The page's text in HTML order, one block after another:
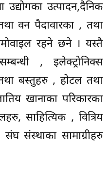
उत्पादन,दैनिक
वन पैदावारका , तथा
रहने छने । यस्तै
, इलेक्ट्रोनिक्स
बस्तुहरु , होटल तथा
खानाका परिकारका
साहित्यिक , वित्रिय
संस्थाका सामाग्रीहरु